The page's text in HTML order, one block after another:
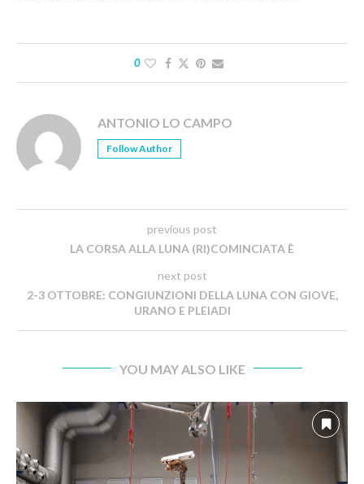
0
ANTONIO LO CAMPO
Follow Author
previous post
LA CORSA ALLA LUNA (RI)COMINCIATA È
next post
2-3 OTTOBRE: CONGIUNZIONI DELLA LUNA CON GIOVE,
URANO E PLEIADI
YOU MAY ALSO LIKE